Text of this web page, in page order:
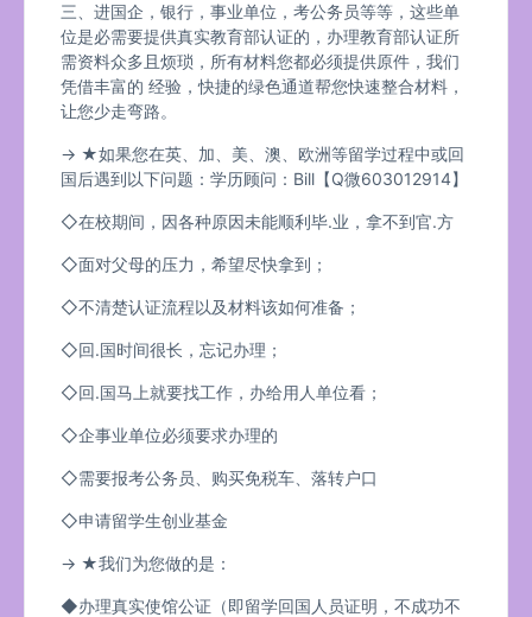
三、进国企，银行，事业单位，考公务员等等，这些单
位是必需要提供真实教育部认证的，办理教育部认证所
需资料众多且烦琐，所有材料您都必须提供原件，我们
凭借丰富的 经验，快捷的绿色通道帮您快速整合材料，
让您少走弯路。
→ ★如果您在英、加、美、澳、欧洲等留学过程中或回
国后遇到以下问题：学历顾问：Bill【Q微603012914】
◇在校期间，因各种原因未能顺利毕.业，拿不到官.方
◇面对父母的压力，希望尽快拿到；
◇不清楚认证流程以及材料该如何准备；
◇回.国时间很长，忘记办理；
◇回.国马上就要找工作，办给用人单位看；
◇企事业单位必须要求办理的
◇需要报考公务员、购买免税车、落转户口
◇申请留学生创业基金
→ ★我们为您做的是：
◆办理真实使馆公证（即留学回国人员证明，不成功不